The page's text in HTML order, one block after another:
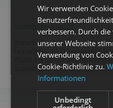
Immobilienscout24, häufig
bezeichnet, ist Deutschlands
Plattform für die Vermarktung
Immobilien. Gegründet 1998…
Wir verwenden
verbessern. Durch
unserer Webseite
Verwendung von
Cookie-Richtlinie zu.
Informationen
Unbedingt